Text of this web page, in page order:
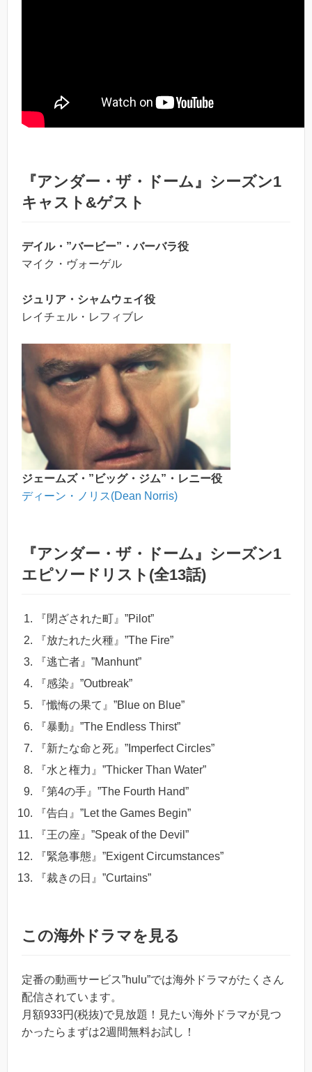
『アンダー・ザ・ドーム』シーズン1
キャスト&ゲスト
デイル・”バービー”・バーバラ役
マイク・ヴォーゲル
ジュリア・シャムウェイ役
レイチェル・レフィブレ
ジェームズ・”ビッグ・ジム”・レニー役
ディーン・ノリス(Dean Norris)
『アンダー・ザ・ドーム』シーズン1
エピソードリスト(全13話)
『閉ざされた町』”Pilot”
『放たれた火種』”The Fire”
『逃亡者』”Manhunt”
『感染』”Outbreak”
『懺悔の果て』”Blue on Blue”
『暴動』”The Endless Thirst”
『新たな命と死』”Imperfect Circles”
『水と権力』”Thicker Than Water”
『第4の手』”The Fourth Hand”
『告白』”Let the Games Begin”
『王の座』”Speak of the Devil”
『緊急事態』”Exigent Circumstances”
『裁きの日』”Curtains”
この海外ドラマを見る
定番の動画サービス”hulu”では海外ドラマがたくさん
配信されています。
月額933円(税抜)で見放題！見たい海外ドラマが見つ
かったらまずは2週間無料お試し！